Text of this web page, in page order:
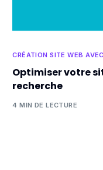
CRÉATION SITE WEB
Optimiser votre
recherche
4 MIN DE LECTURE